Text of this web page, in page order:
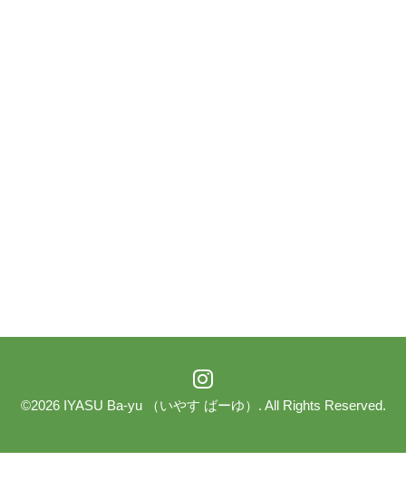
©2026 IYASU Ba-yu （いやす ばーゆ） . All Rights Reserved.